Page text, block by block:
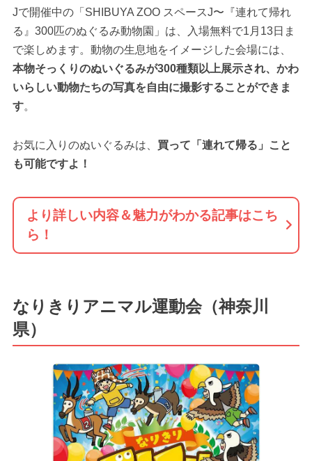
Jで開催中の「SHIBUYA ZOO スペースJ〜『連れて帰れ
る』300匹のぬぐるみ動物園」は、入場無料で1月13日ま
で楽しめます。動物の生息地をイメージした会場には、
本物そっくりのぬいぐるみが300種類以上展示され、かわ
いらしい動物たちの写真を自由に撮影することができま
す。
お気に入りのぬいぐるみは、 買って「連れて帰る」こと
も可能ですよ！
より詳しい内容＆魅力がわかる記事はこち
ら！
なりきりアニマル運動会（神奈川
県）